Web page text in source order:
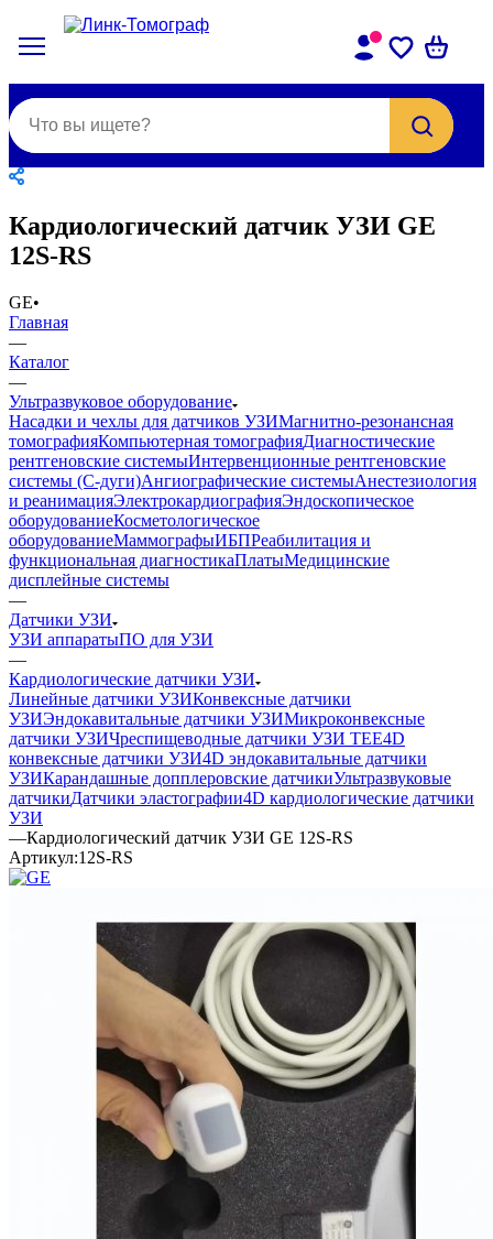
Кардиологический датчик УЗИ GE
12S-RS
GE•
Главная
—
Каталог
—
Ультразвуковое оборудование
Насадки и чехлы для датчиков УЗИМагнитно-резонансная
томографияКомпьютерная томографияДиагностические
рентгеновские системыИнтервенционные рентгеновские
системы (С-дуги)Ангиографические системыАнестезиология
и реанимацияЭлектрокардиографияЭндоскопическое
оборудованиеКосметологическое
оборудованиеМаммографыИБПРеабилитация и
функциональная диагностикаПлатыМедицинские
дисплейные системы
—
Датчики УЗИ
УЗИ аппаратыПО для УЗИ
—
Кардиологические датчики УЗИ
Линейные датчики УЗИКонвексные датчики
УЗИЭндокавитальные датчики УЗИМикроконвексные
датчики УЗИЧреспищеводные датчики УЗИ TEE4D
конвексные датчики УЗИ4D эндокавитальные датчики
УЗИКарандашные допплеровские датчикиУльтразвуковые
датчикиДатчики эластографии4D кардиологические датчики
УЗИ
—Кардиологический датчик УЗИ GE 12S-RS
Артикул:12S-RS